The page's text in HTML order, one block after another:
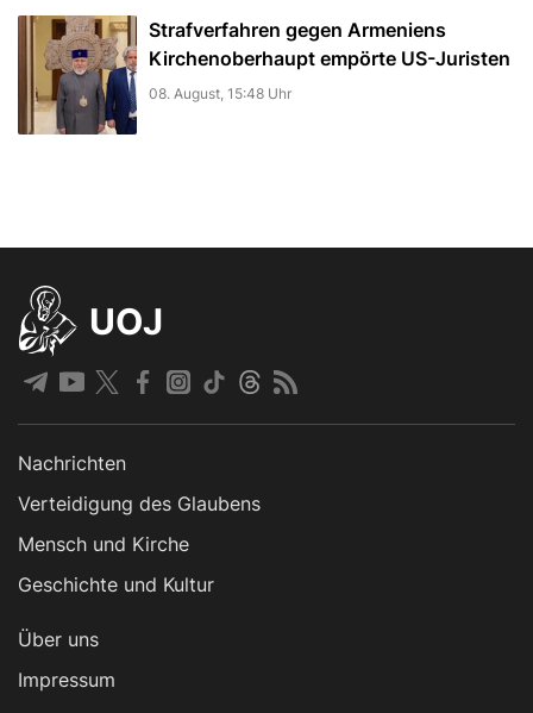
Strafverfahren gegen Armeniens
Kirchenoberhaupt empörte US-Juristen
08. August, 15:48 Uhr
UOJ
Nachrichten
Verteidigung des Glaubens
Mensch und Kirche
Geschichte und Kultur
Über uns
Impressum